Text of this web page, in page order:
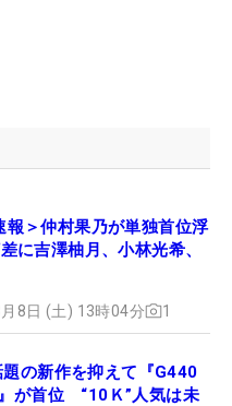
報＞仲村果乃が単独首位浮
に吉澤柚月、小林光希、
8日 (土) 13時04分 1
題の新作を抑えて『G440
が首位 “10Ｋ”人気は未